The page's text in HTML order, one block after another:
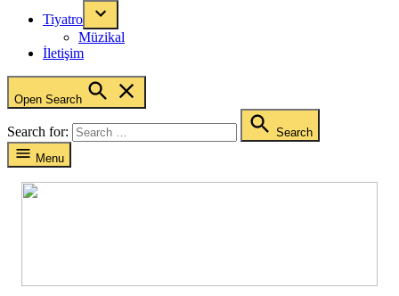
Tiyatro
Müzikal
İletişim
Open Search
Search for:
Search
Menu